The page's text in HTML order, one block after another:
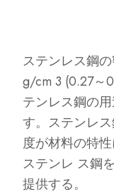
ステンレス鋼
g/cm 3 (0.27～
テンレス鋼の
す。ステンレ
度が材料の特
ステンレ ス鋼
提供する。